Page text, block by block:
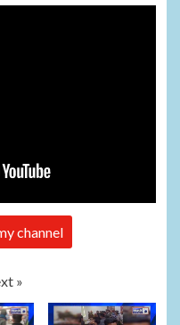
channel
»